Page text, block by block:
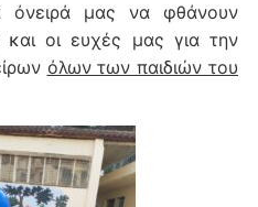
όνειρά μας να φθάνουν
οι ευχές μας για την
όλων των παιδιών του